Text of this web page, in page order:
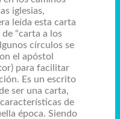
iglesias,
leída esta carta
“carta a los
círculos se
el apóstol
para facilitar
Es un escrito
ser una carta,
de
época. Siendo